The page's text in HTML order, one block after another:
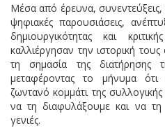
Μέσα από έρευνα, συνεντεύξεις,
ψηφιακές παρουσιάσεις,
δημιουργικότητας και
καλλιέργησαν την ιστορική
τη σημασία της διατήρησης
μεταφέροντας το μήνυμα ότι
ζωντανό κομμάτι της
να τη διαφυλάξουμε και να τη
γενιές.